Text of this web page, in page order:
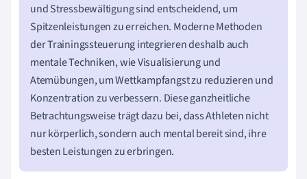
und Stressbewältigung sind entscheidend, um
Spitzenleistungen zu erreichen. Moderne Methoden
der Trainingssteuerung integrieren deshalb auch
mentale Techniken, wie Visualisierung und
Atemübungen, um Wettkampfangst zu reduzieren und
Konzentration zu verbessern. Diese ganzheitliche
Betrachtungsweise trägt dazu bei, dass Athleten nicht
nur körperlich, sondern auch mental bereit sind, ihre
besten Leistungen zu erbringen.